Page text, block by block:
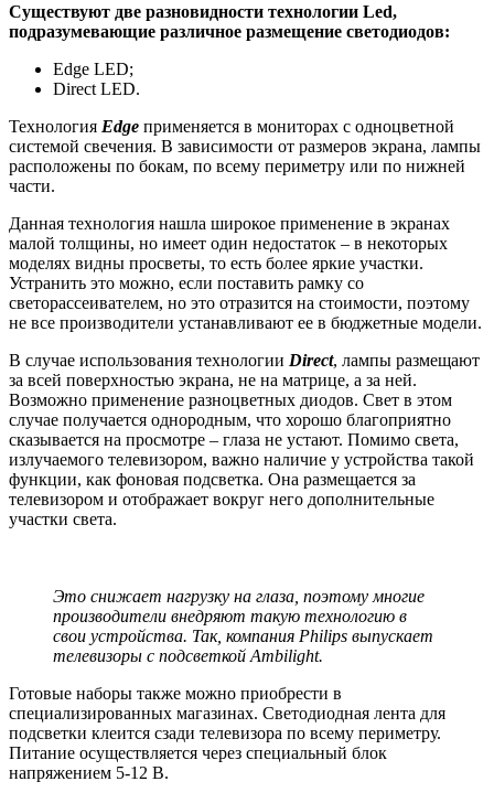
Существуют две разновидности технологии Led,
подразумевающие различное размещение светодиодов:
Edge LED;
Direct LED.
Технология Edge применяется в мониторах с одноцветной
системой свечения. В зависимости от размеров экрана, лампы
расположены по бокам, по всему периметру или по нижней
части.
Данная технология нашла широкое применение в экранах
малой толщины, но имеет один недостаток – в некоторых
моделях видны просветы, то есть более яркие участки.
Устранить это можно, если поставить рамку со
светорассеивателем, но это отразится на стоимости, поэтому
не все производители устанавливают ее в бюджетные модели.
В случае использования технологии Direct, лампы размещают
за всей поверхностью экрана, не на матрице, а за ней.
Возможно применение разноцветных диодов. Свет в этом
случае получается однородным, что хорошо благоприятно
сказывается на просмотре – глаза не устают. Помимо света,
излучаемого телевизором, важно наличие у устройства такой
функции, как фоновая подсветка. Она размещается за
телевизором и отображает вокруг него дополнительные
участки света.
Это снижает нагрузку на глаза, поэтому многие
производители внедряют такую технологию в
свои устройства. Так, компания Philips выпускает
телевизоры с подсветкой Ambilight.
Готовые наборы также можно приобрести в
специализированных магазинах. Светодиодная лента для
подсветки клеится сзади телевизора по всему периметру.
Питание осуществляется через специальный блок
напряжением 5-12 В.